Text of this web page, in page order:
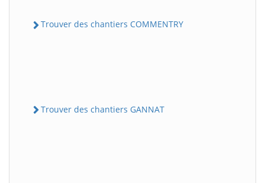
Trouver des chantiers COMMENTRY
Trouver des chantiers GANNAT